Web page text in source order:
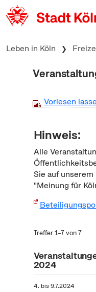
zum Inhalt springen
Leben in Köln
Vorlesen
Hinweis:
Alle
Sie auf
"Meinung für
Treffer 1–7 von 7
2024
4. bis9.7.2024